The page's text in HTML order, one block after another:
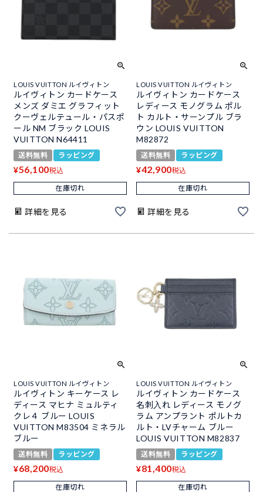
LOUIS VUITTON ルイヴィトン
ルイヴィトン カードケース
メンズ ダミエ グラフィット
クーヴェルテュール・パスポ
ール NM ブラック LOUIS
VUITTON N64411
送料無料 ラッピング
¥56,100税込
在庫切れ
詳細を見る
LOUIS VUITTON ルイヴィトン
ルイヴィトン カードケース
レディース モノグラム ポル
ト カルト・サーンプル ブラ
ウン LOUIS VUITTON
M82872
送料無料 ラッピング
¥42,900税込
在庫切れ
詳細を見る
LOUIS VUITTON ルイヴィトン
ルイヴィトン キーケース レ
ディース マヒナ ミュルティ
クレ４ ブルー LOUIS
VUITTON M83504 ミネラル
ブルー
送料無料 ラッピング
¥68,200税込
在庫切れ
LOUIS VUITTON ルイヴィトン
ルイヴィトン カードケース
名刺入れ レディース モノグ
ラム アンプラント ポルトカ
ルト・LVチャーム ブルー
LOUIS VUITTON M82837
送料無料 ラッピング
¥81,400税込
在庫切れ